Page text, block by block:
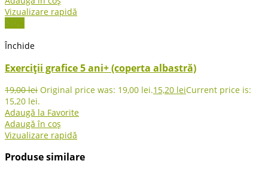
Vizualizare rapidă
-20%
Închide
Exerciții grafice 5 ani+ (coperta albastră)
19,00lei Original price was: 19,00 lei.15,20 leiCurrent price is:
15,20 lei.
Adaugă la Favorite
Adaugă în coș
Vizualizare rapidă
Produse similare